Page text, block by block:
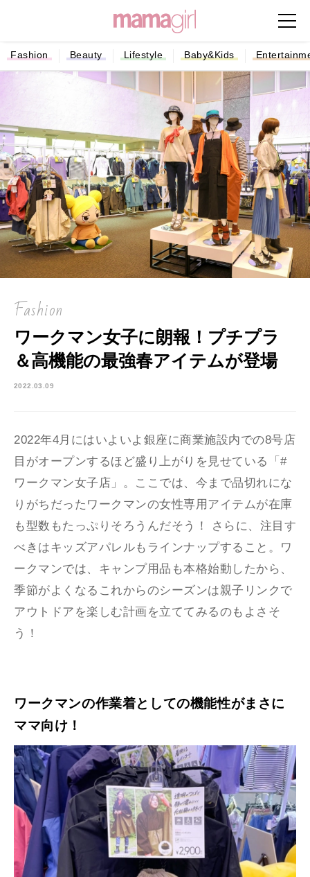
Fashion Beauty Lifestyle Baby&Kids
Fashion
ワークマン女子に朗報！プチプラ
＆高機能の最強春アイテムが登場
2022.03.09
2022年4月にはいよいよ銀座に商業施設内での8号店
目がオープンするほど盛り上がりを見せている「#
ワークマン女子店」。ここでは、今まで品切れにな
りがちだったワークマンの女性専用アイテムが在庫
も型数もたっぷりそろうんだそう！ さらに、注目す
べきはキッズアパレルもラインナップすること。ワ
ークマンでは、キャンプ用品も本格始動したから、
季節がよくなるこれからのシーズンは親子リンクで
アウトドアを楽しむ計画を立ててみるのもよさそ
う！
ワークマンの作業着としての機能性がまさに
ママ向け！